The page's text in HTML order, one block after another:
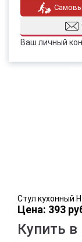
Ваш личный
Стул кухонный
Цена: 393
Купить в